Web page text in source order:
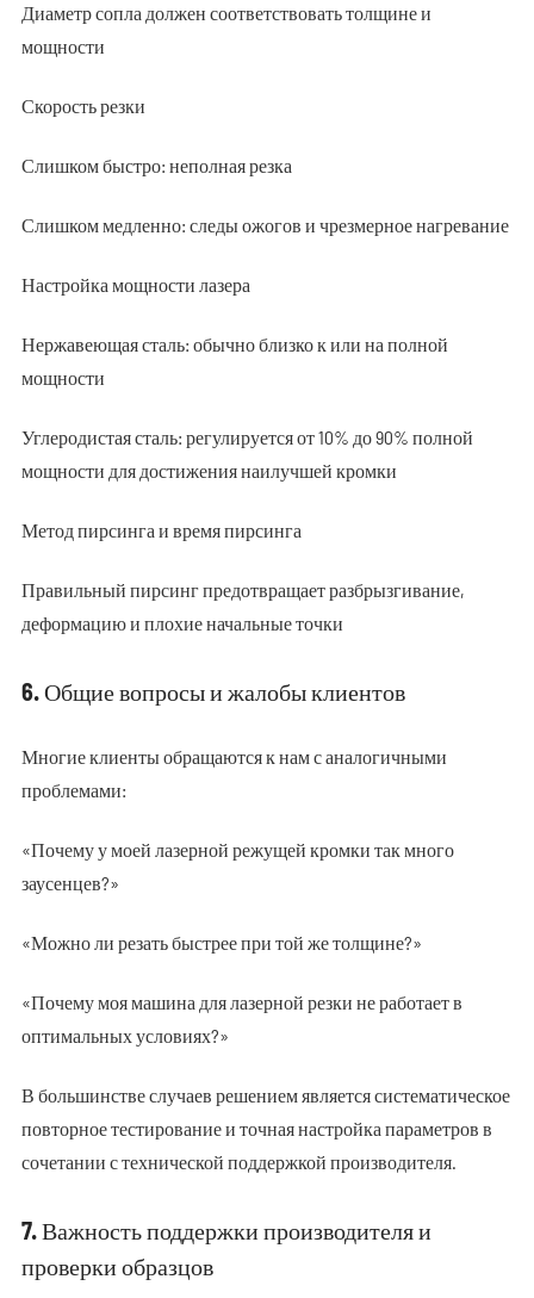
Диаметр сопла должен соответствовать толщине и
мощности
Скорость резки
Слишком быстро: неполная резка
Слишком медленно: следы ожогов и чрезмерное нагревание
Настройка мощности лазера
Нержавеющая сталь: обычно близко к или на полной
мощности
Углеродистая сталь: регулируется от 10% до 90% полной
мощности для достижения наилучшей кромки
Метод пирсинга и время пирсинга
Правильный пирсинг предотвращает разбрызгивание,
деформацию и плохие начальные точки
6. Общие вопросы и жалобы клиентов
Многие клиенты обращаются к нам с аналогичными
проблемами:
«Почему у моей лазерной режущей кромки так много
заусенцев?»
«Можно ли резать быстрее при той же толщине?»
«Почему моя машина для лазерной резки не работает в
оптимальных условиях?»
В большинстве случаев решением является систематическое
повторное тестирование и точная настройка параметров в
сочетании с технической поддержкой производителя.
7. Важность поддержки производителя и
проверки образцов